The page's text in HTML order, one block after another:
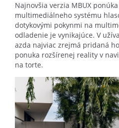
Najnovšia verzia MBUX
multimediálneho systému
dotykovými pokynmi na
odladenie je vynikajúce. V
azda najviac zrejmá pridaná
ponuka rozšírenej reality v
na torte.